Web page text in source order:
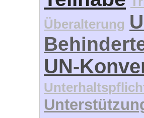
Überalterung
UN-